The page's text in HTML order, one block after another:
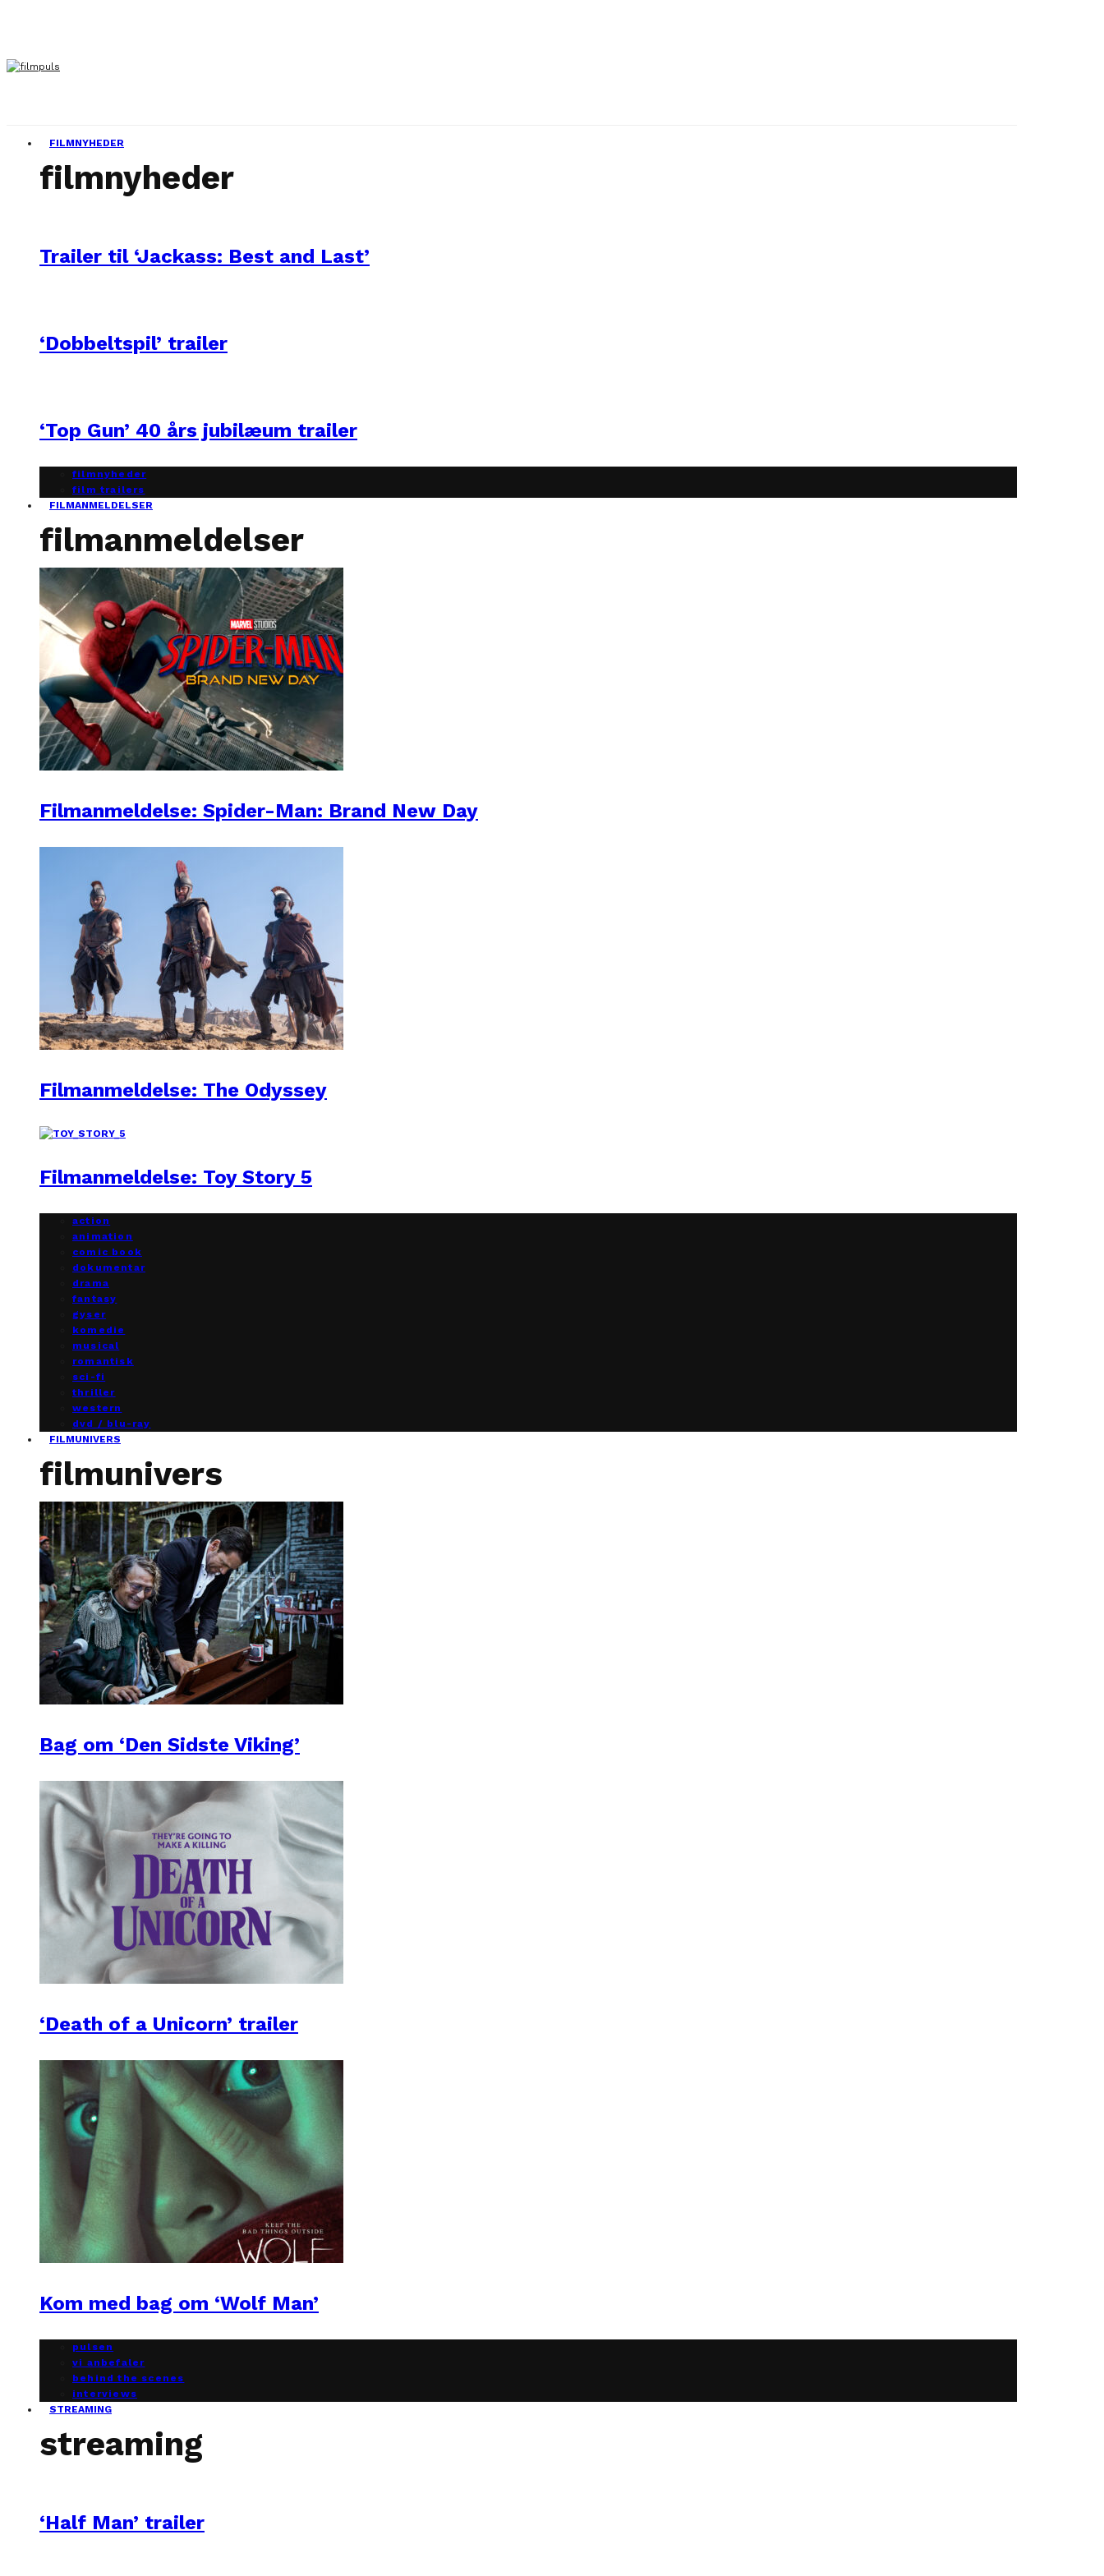
FILMNYHEDER
filmnyheder
Trailer til ‘Jackass: Best and Last’
‘Dobbeltspil’ trailer
‘Top Gun’ 40 års jubilæum trailer
filmnyheder
film trailers
FILMANMELDELSER
filmanmeldelser
Filmanmeldelse: Spider-Man: Brand New Day
Filmanmeldelse: The Odyssey
Filmanmeldelse: Toy Story 5
action
animation
comic book
dokumentar
drama
fantasy
gyser
komedie
musical
romantisk
sci-fi
thriller
western
dvd / blu-ray
FILMUNIVERS
filmunivers
Bag om ‘Den Sidste Viking’
‘Death of a Unicorn’ trailer
Kom med bag om ‘Wolf Man’
pulsen
vi anbefaler
behind the scenes
interviews
STREAMING
streaming
‘Half Man’ trailer